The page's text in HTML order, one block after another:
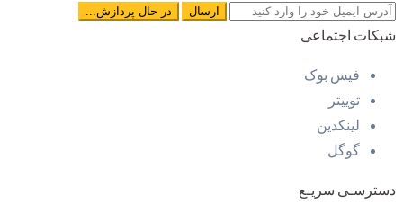
شبکات اجتماعی
فیس بوک
توییتر
لینکدین
گوگل
دسترسـی سریـع